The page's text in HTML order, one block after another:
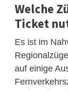
Welche
Ticket
Es ist im
auf einige